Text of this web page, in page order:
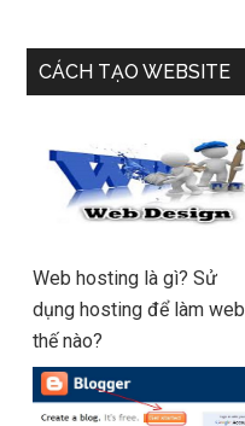
CÁCH TẠO WEBSITE
Web hosting là gì? Sử
dụng hosting để làm web
thế nào?